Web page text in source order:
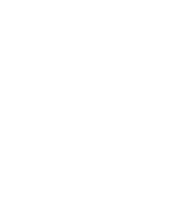
う方
ら
を
ね3
い